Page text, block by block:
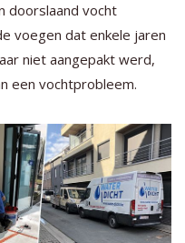
doorslaand vocht
voegen dat enkele jaren
niet aangepakt werd,
een vochtprobleem.